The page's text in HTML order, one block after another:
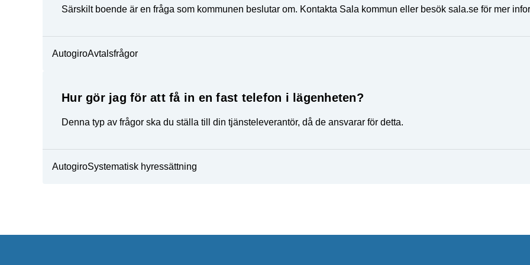
Särskilt boende är en fråga som kommunen beslutar om. Kontakta Sala kommun eller besök sala.se för mer
AutogiroAvtalsfrågor
Hur gör jag för att få in en fast telefon i lägenheten?
Denna typ av frågor ska du ställa till din tjänsteleverantör, då de ansvarar för detta.
AutogiroSystematisk hyressättning